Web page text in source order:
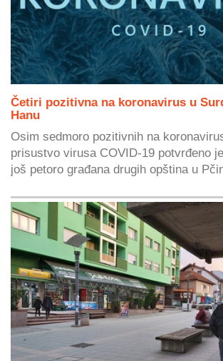
Četiri pozitivna na koronavirus u
Hanu
Osim sedmoro pozitivnih na
prisustvo virusa COVID-19 potvrđeno
još petoro građana drugih opština u